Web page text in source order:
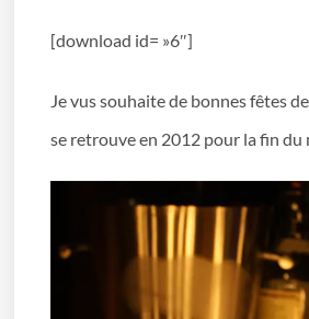
[download id= »6″]
Je vus souhaite de bonnes fêtes
se retrouve en 2012 pour la fin du